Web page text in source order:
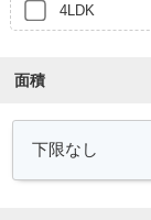
4LDK
面積